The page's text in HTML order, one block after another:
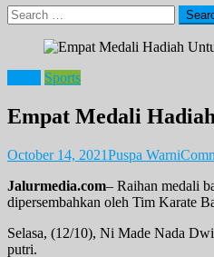
Search
for:
Sports
Empat Medali
October 14, 2021Puspa Warni
Jalurmedia.com– Raihan medali
dipersembahkan oleh Tim Karate
Selasa, (12/10), Ni Made Nada
putri.